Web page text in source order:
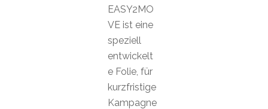
EASY2MO
VE ist eine
speziell
entwickelt
e Folie, für
kurzfristige
Kampagne